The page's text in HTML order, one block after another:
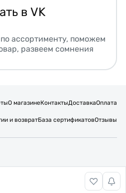
в VK
ассортименту, поможем
развеем сомнения
О магазинеКонтактыДоставкаОплата
и возвратБаза сертификатовОтзывы